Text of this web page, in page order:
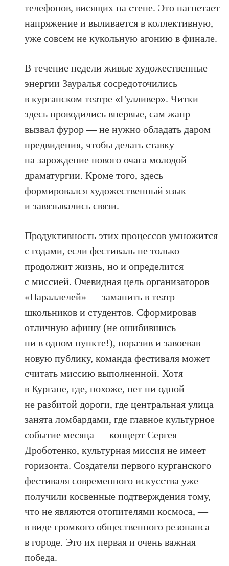
телефонов, висящих на стене. Это нагнетает
напряжение и выливается в коллективную,
уже совсем не кукольную агонию в финале.
В течение недели живые художественные
энергии Зауралья сосредоточились
в курганском театре «Гулливер». Читки
здесь проводились впервые, сам жанр
вызвал фурор — не нужно обладать даром
предвидения, чтобы делать ставку
на зарождение нового очага молодой
драматургии. Кроме того, здесь
формировался художественный язык
и завязывались связи.
Продуктивность этих процессов умножится
с годами, если фестиваль не только
продолжит жизнь, но и определится
с миссией. Очевидная цель организаторов
«Параллелей» — заманить в театр
школьников и студентов. Сформировав
отличную афишу (не ошибившись
ни в одном пункте!), поразив и завоевав
новую публику, команда фестиваля может
считать миссию выполненной. Хотя
в Кургане, где, похоже, нет ни одной
не разбитой дороги, где центральная улица
занята ломбардами, где главное культурное
событие месяца — концерт Сергея
Дроботенко, культурная миссия не имеет
горизонта. Создатели первого курганского
фестиваля современного искусства уже
получили косвенные подтверждения тому,
что не являются отопителями космоса, —
в виде громкого общественного резонанса
в городе. Это их первая и очень важная
победа.